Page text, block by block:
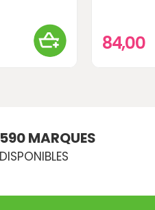
84,00
MARQUES
DISPONIBLES